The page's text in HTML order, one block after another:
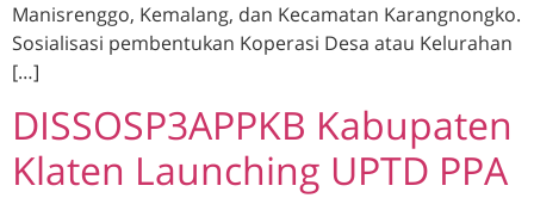
Manisrenggo, Kemalang, dan Kecamatan Karangnongko.
Sosialisasi pembentukan Koperasi Desa atau Kelurahan
[…]
DISSOSP3APPKB Kabupaten
Klaten Launching UPTD PPA